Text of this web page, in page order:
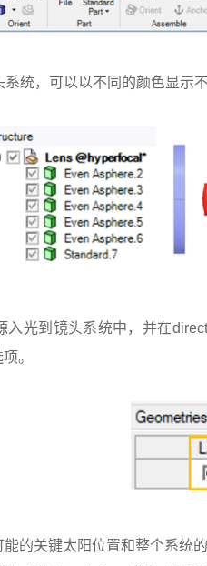
统，可以以不同的颜色显示
入光到镜头系统中，并在
。
的关键太阳位置和整个系统